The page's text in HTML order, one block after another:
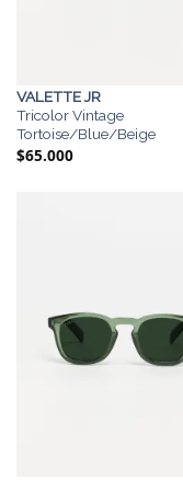
VALETTE JR
Tricolor Vintage
Tortoise/Blue/Beige
$65.000